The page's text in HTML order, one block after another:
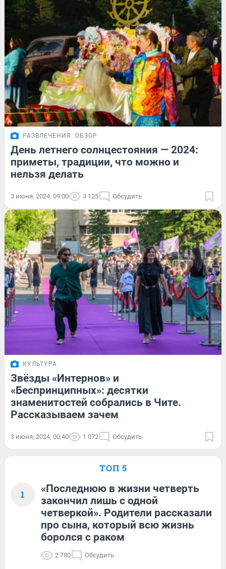
РАЗВЛЕЧЕНИЯ ОБЗОР
День летнего солнцестояния — 2024:
приметы, традиции, что можно и
нельзя делать
3 июня, 2024, 09:00 3 125 Обсудить
КУЛЬТУРА
Звёзды «Интернов» и
«Беспринципных»: десятки
знаменитостей собрались в Чите.
Рассказываем зачем
3 июня, 2024, 00:40 1 072 Обсудить
ТОП 5
1
«Последнюю в жизни четверть
закончил лишь с одной
четверкой». Родители рассказали
про сына, который всю жизнь
боролся с раком
2 780 Обсудить